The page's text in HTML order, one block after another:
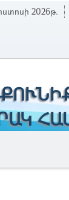
2026թ.